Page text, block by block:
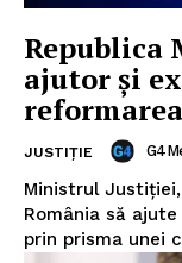
Republica
ajutor și
JUSTIȚIE
Ministrul
România să
prin prisma unei